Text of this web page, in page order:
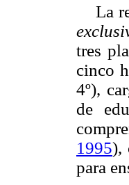
La
tres
cinco
4º),
de
1995),
para